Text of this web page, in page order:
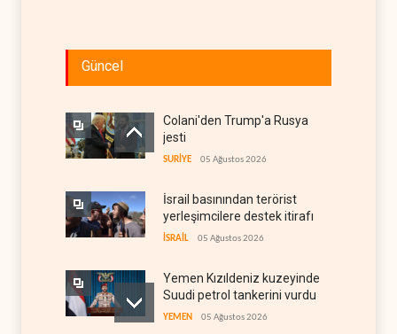
Güncel
Colani'den Trump'a Rusya
jesti
SURİYE 05 Ağustos 2026
İsrail basınından terörist
yerleşimcilere destek itirafı
İSRAİL 05 Ağustos 2026
Yemen Kızıldeniz kuzeyinde
Suudi petrol tankerini vurdu
YEMEN 05 Ağustos 2026